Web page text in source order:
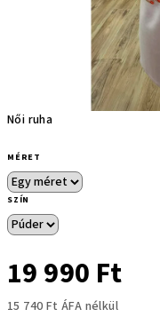
Női ruha
MÉRET
SZÍN
19 990 Ft
15 740 Ft ÁFA nélkül